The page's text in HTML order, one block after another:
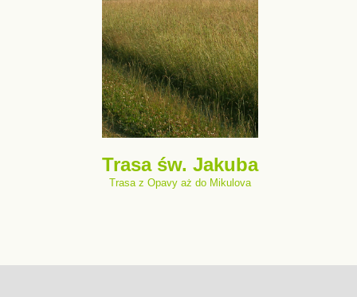
Trasa św. Jakuba
Trasa z Opavy aż do Mikulova